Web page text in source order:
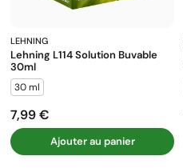
LEHNING
Lehning L114 Solution Buvable
30ml
30 ml
Prix
7,99 €
Ajouter au panier